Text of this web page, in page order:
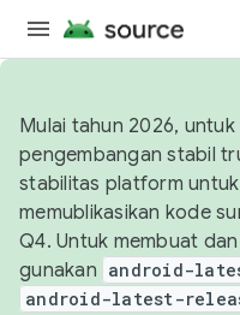
Mulai tahun 2026,
pengembangan stabil
stabilitas platform
memublikasikan kode
Q4. Untuk membuat
gunakan android-
android-latest-